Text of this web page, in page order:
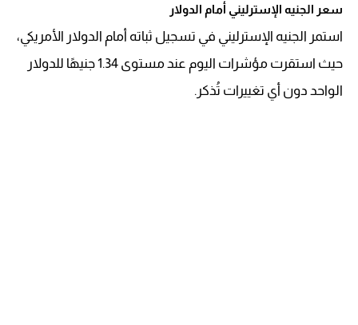
سعر الجنيه الإسترليني أمام الدولار
استمر الجنيه الإسترليني في تسجيل ثباته أمام الدولار الأمريكي،
حيث استقرت مؤشرات اليوم عند مستوى 1.34 جنيهًا للدولار
الواحد دون أي تغييرات تُذكر.